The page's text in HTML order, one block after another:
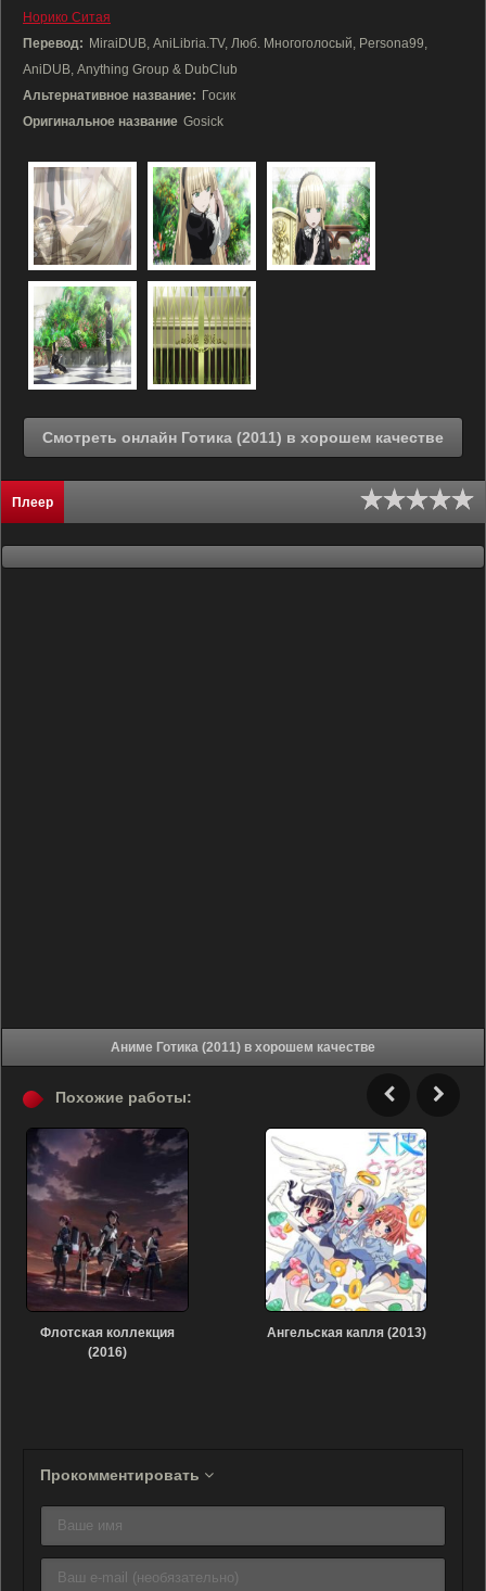
Норико Ситая
Перевод: MiraiDUB, AniLibria.TV, Люб. Многоголосый, Persona99,
AniDUB, Anything Group & DubClub
Альтернативное название: Госик
Оригинальное название Gosick
Смотреть онлайн Готика (2011) в хорошем качестве
Плеер
Аниме Готика (2011) в хорошем качестве
Похожие работы:
Флотская коллекция
(2016)
Ангельская капля (2013)
Прокомментировать